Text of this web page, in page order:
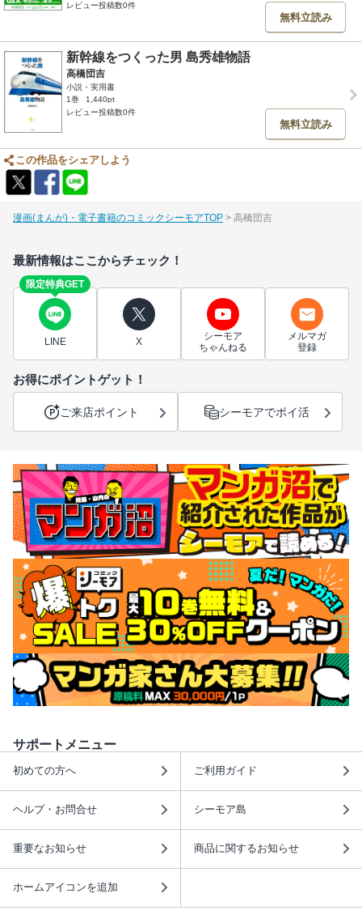
レビュー投稿数0件
無料立読み
新幹線をつくった男 島秀雄物語
高橋団吉
小説・実用書
1巻
1,440pt
レビュー投稿数0件
無料立読み
この作品をシェアしよう
漫画(まんが)・電子書籍のコミックシーモアTOP 高橋団吉
最新情報はここからチェック！
限定特典GET
LINE X
シーモア
ちゃんねる
メルマガ
登録
お得にポイントゲット！
ご来店ポイント シーモアでポイ活
サポートメニュー
初めての方へ ご利用ガイド
ヘルプ・お問合せ シーモア島
重要なお知らせ 商品に関するお知らせ
ホームアイコンを追加